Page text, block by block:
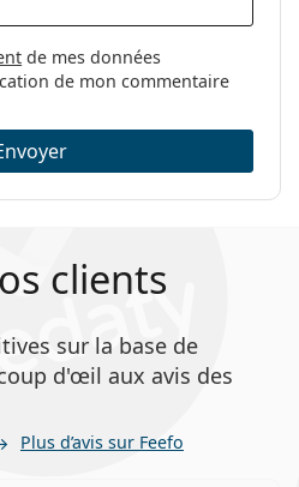
de mes données
de mon commentaire
clients
sur la base de
d'œil aux avis des
Plus d’avis sur Feefo